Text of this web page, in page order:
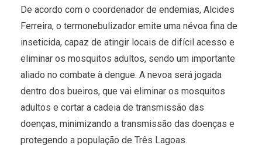
De acordo com o coordenador de endemias, Alcides
Ferreira, o termonebulizador emite uma névoa fina de
inseticida, capaz de atingir locais de difícil acesso e
eliminar os mosquitos adultos, sendo um importante
aliado no combate à dengue. A nevoa será jogada
dentro dos bueiros, que vai eliminar os mosquitos
adultos e cortar a cadeia de transmissão das
doenças, minimizando a transmissão das doenças e
protegendo a população de Três Lagoas.